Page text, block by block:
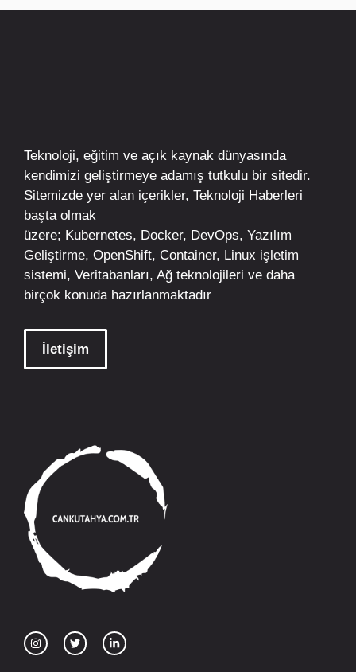
Teknoloji, eğitim ve açık kaynak dünyasında
kendimizi geliştirmeye adamış tutkulu bir sitedir.
Sitemizde yer alan içerikler, Teknoloji Haberleri
başta olmak
üzere; Kubernetes, Docker, DevOps, Yazılım
Geliştirme, OpenShift, Container, Linux işletim
sistemi, Veritabanları, Ağ teknolojileri ve daha
birçok konuda hazırlanmaktadır
İletişim